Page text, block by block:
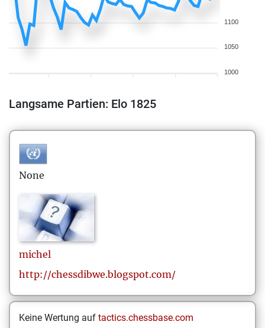
1100
1050
1000
Langsame Partien: Elo 1825
None
michel
http://chessdibwe.blogspot.com/
Keine Wertung auf tactics.chessbase.com